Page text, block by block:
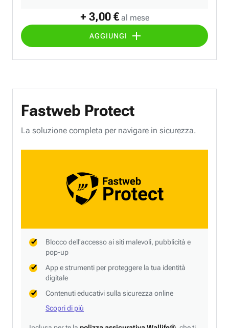
+ 3,00 € al mese
AGGIUNGI
Fastweb Protect
La soluzione completa per navigare in sicurezza.
Blocco dell'accesso ai siti malevoli, pubblicità e
pop-up
App e strumenti per proteggere la tua identità
digitale
Contenuti educativi sulla sicurezza online
Scopri di più